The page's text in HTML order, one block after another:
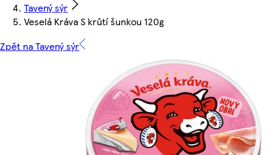
Tavený sýr
Veselá Kráva S krůtí šunkou 120g
Zpět na Tavený sýr